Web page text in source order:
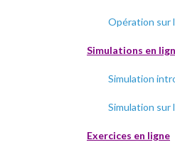
Opération sur
Simulations en
Simulation
Simulation sur
Exercices en ligne